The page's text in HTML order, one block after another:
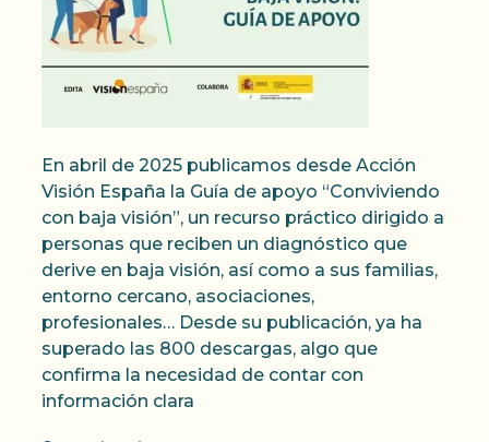
En abril de 2025 publicamos desde Acción
Visión España la Guía de apoyo “Conviviendo
con baja visión”, un recurso práctico dirigido a
personas que reciben un diagnóstico que
derive en baja visión, así como a sus familias,
entorno cercano, asociaciones,
profesionales… Desde su publicación, ya ha
superado las 800 descargas, algo que
confirma la necesidad de contar con
información clara